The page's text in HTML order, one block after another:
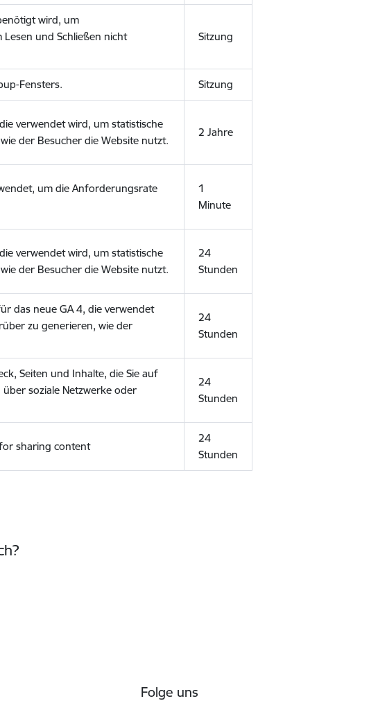
wird, um
und Schließen nicht
Sitzung
Fensters. Sitzung
verwendet wird, um statistische
der Besucher die Website nutzt.
2 Jahre
um die Anforderungsrate
1
Minute
verwendet wird, um statistische
der Besucher die Website nutzt.
24
Stunden
das neue GA 4, die verwendet
zu generieren, wie der
24
Stunden
Seiten und Inhalte, die Sie auf
soziale Netzwerke oder
24
Stunden
sharing content
24
Stunden
Folge uns